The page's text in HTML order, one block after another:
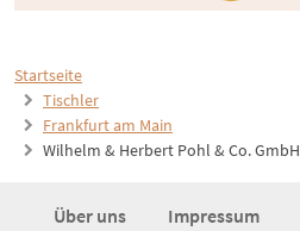
Startseite
Tischler
Frankfurt am Main
Wilhelm & Herbert Pohl & Co. GmbH
Über uns Impressum